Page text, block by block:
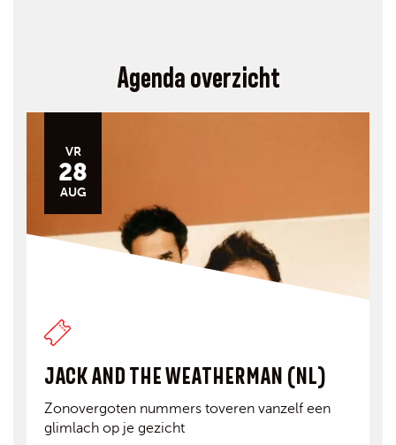
Agenda overzicht
VR
28
AUG
JACK AND THE WEATHERMAN (NL)
Zonovergoten nummers toveren vanzelf een
glimlach op je gezicht